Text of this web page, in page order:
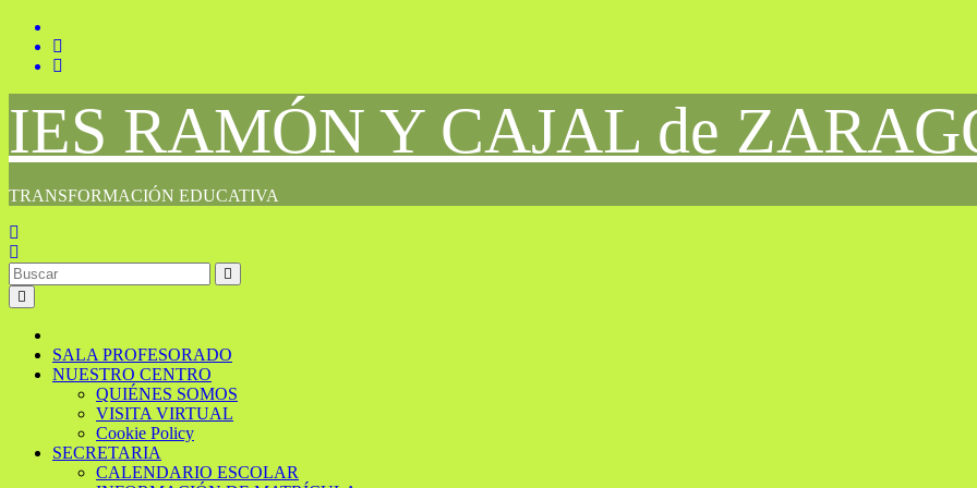
Saltar
contenido
IES RAMÓN Y CAJAL de
TRANSFORMACIÓN EDUCATIVA
SALA PROFESORADO
NUESTRO CENTRO
QUIÉNES SOMOS
VISITA VIRTUAL
Cookie Policy
SECRETARIA
CALENDARIO ESCOLAR